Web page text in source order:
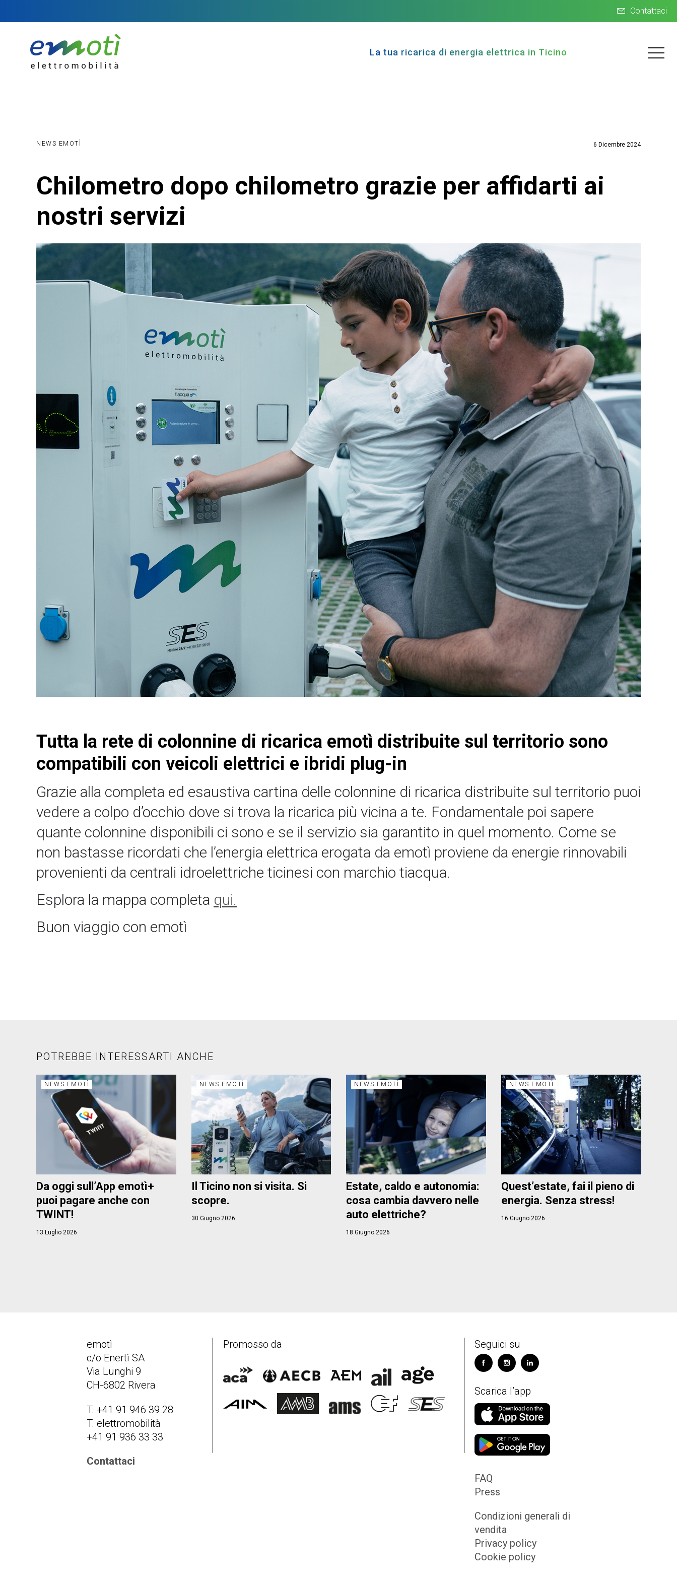
Contattaci
La tua ricarica di energia elettrica in Ticino
NEWS EMOTÌ 6 Dicembre 2024
Chilometro dopo chilometro grazie per affidarti ai
nostri servizi
Tutta la rete di colonnine di ricarica emotì distribuite sul territorio sono
compatibili con veicoli elettrici e ibridi plug-in
Grazie alla completa ed esaustiva cartina delle colonnine di ricarica distribuite sul territorio puoi
vedere a colpo d’occhio dove si trova la ricarica più vicina a te. Fondamentale poi sapere
quante colonnine disponibili ci sono e se il servizio sia garantito in quel momento. Come se
non bastasse ricordati che l’energia elettrica erogata da emotì proviene da energie rinnovabili
provenienti da centrali idroelettriche ticinesi con marchio tiacqua.
Esplora la mappa completa qui.
Buon viaggio con emotì
POTREBBE INTERESSARTI ANCHE
NEWS EMOTÌ
Da oggi sull’App emotì+
puoi pagare anche con
TWINT!
13 Luglio 2026
NEWS EMOTÌ
Il Ticino non si visita. Si
scopre.
30 Giugno 2026
NEWS EMOTÌ
Estate, caldo e autonomia:
cosa cambia davvero nelle
auto elettriche?
18 Giugno 2026
NEWS EMOTÌ
Quest’estate, fai il pieno di
energia. Senza stress!
16 Giugno 2026
emotì
c/o Enertì SA
Via Lunghi 9
CH-6802 Rivera
T. +41 91 946 39 28
T. elettromobilità
+41 91 936 33 33
Contattaci
Promosso da Seguici su
Scarica l’app
FAQ
Press
Condizioni generali di
vendita
Privacy policy
Cookie policy